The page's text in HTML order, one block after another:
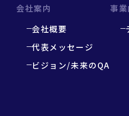
会社案内
会社概要
代表メッセージ
ビジョン/未来のQA
事